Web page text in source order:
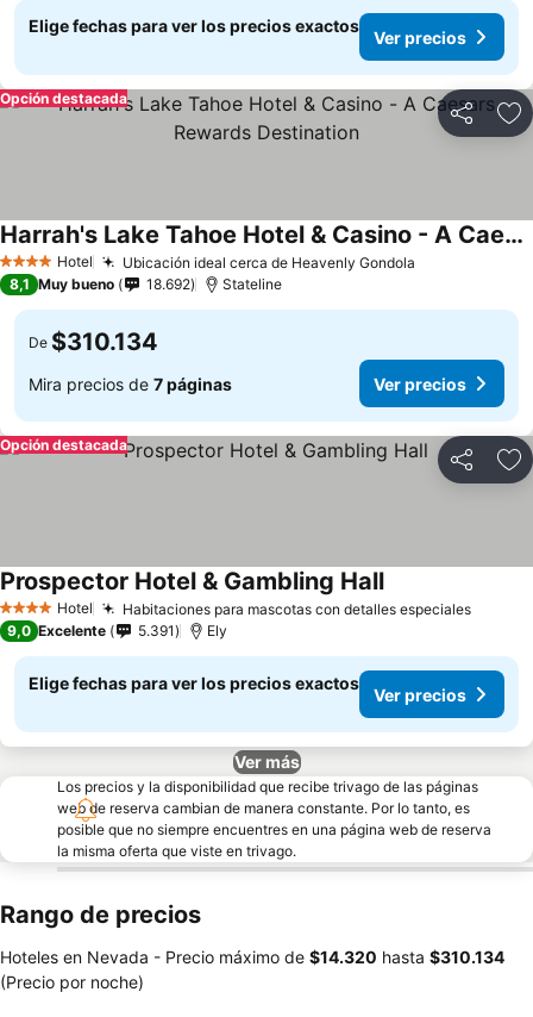
Elige fechas para ver los precios exactos
Ver precios
Compartir
Opción destacada
4 EstrellasHotel Ubicación ideal cerca de Heavenly Gondola
Harrah's Lake Tahoe Hotel & Casino - A Caesars Rewards Destination
8,1 Muy bueno 18.692 Stateline
De $310.134
Mira precios de 7 páginas Ver precios
Compartir
Opción destacada
4 EstrellasHotel Habitaciones para mascotas con detalles especiales
Prospector Hotel & Gambling Hall
9,0 Excelente 5.391 Ely
Elige fechas para ver los precios exactos
Ver precios
Ver más
Los precios y la disponibilidad que recibe trivago de las páginas
web de reserva cambian de manera constante. Por lo tanto, es
posible que no siempre encuentres en una página web de reserva
la misma oferta que viste en trivago.
Rango de precios
Hoteles en Nevada - Precio máximo de ‎$14.320 hasta ‎$310.134
(Precio por noche)